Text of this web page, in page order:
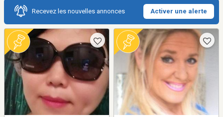
Recevez les nouvelles annonces Activer une alerte